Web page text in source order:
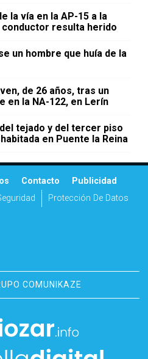
la vía en la AP-15 a la
resulta herido
un hombre que huía de la
de 26 años, tras un
en la NA-122, en Lerín
tejado y del tercer piso
en Puente la Reina
Contacto
Publicidad
Protección De Datos
COMUNIKAZE